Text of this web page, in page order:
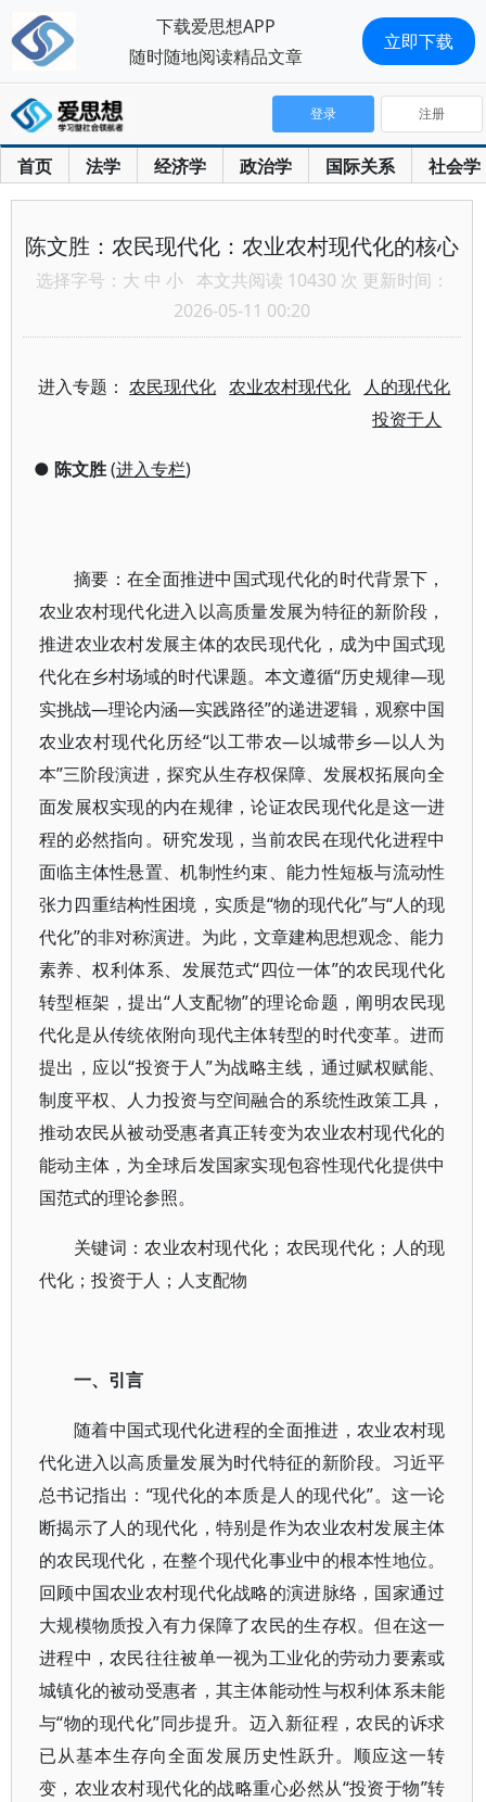
首页 法学 经济学 政治学 国际关系 社会学
登录 注册
陈文胜：农民现代化：农业农村现代化的核心
选择字号： 大 中 小 本文共阅读 10430 次 更新时间：
2026-05-11 00:20
进入专题：农民现代化 农业农村现代化
人的现代化
投资于人
● 陈文胜(进入专栏)
摘要：在全面推进中国式现代化的时代背景下，
农业农村现代化进入以高质量发展为特征的新阶段，
推进农业农村发展主体的农民现代化，成为中国式现
代化在乡村场域的时代课题。本文遵循“历史规律—现
实挑战—理论内涵—实践路径”的递进逻辑，观察中国
农业农村现代化历经“以工带农—以城带乡—以人为
本”三阶段演进，探究从生存权保障、发展权拓展向全
面发展权实现的内在规律，论证农民现代化是这一进
程的必然指向。研究发现，当前农民在现代化进程中
面临主体性悬置、机制性约束、能力性短板与流动性
张力四重结构性困境，实质是“物的现代化”与“人的现
代化”的非对称演进。为此，文章建构思想观念、能力
素养、权利体系、发展范式“四位一体”的农民现代化
转型框架，提出“人支配物”的理论命题，阐明农民现
代化是从传统依附向现代主体转型的时代变革。进而
提出，应以“投资于人”为战略主线，通过赋权赋能、
制度平权、人力投资与空间融合的系统性政策工具，
推动农民从被动受惠者真正转变为农业农村现代化的
能动主体，为全球后发国家实现包容性现代化提供中
国范式的理论参照。
关键词：农业农村现代化；农民现代化；人的现
代化；投资于人；人支配物
一、引言
随着中国式现代化进程的全面推进，农业农村现
代化进入以高质量发展为时代特征的新阶段。习近平
总书记指出：“现代化的本质是人的现代化”。这一论
断揭示了人的现代化，特别是作为农业农村发展主体
的农民现代化，在整个现代化事业中的根本性地位。
回顾中国农业农村现代化战略的演进脉络，国家通过
大规模物质投入有力保障了农民的生存权。但在这一
进程中，农民往往被单一视为工业化的劳动力要素或
城镇化的被动受惠者，其主体能动性与权利体系未能
与“物的现代化”同步提升。迈入新征程，农民的诉求
已从基本生存向全面发展历史性跃升。顺应这一转
变，农业农村现代化的战略重心必然从“投资于物”转
下载爱思想APP
随时随地阅读精品文章
立即下载